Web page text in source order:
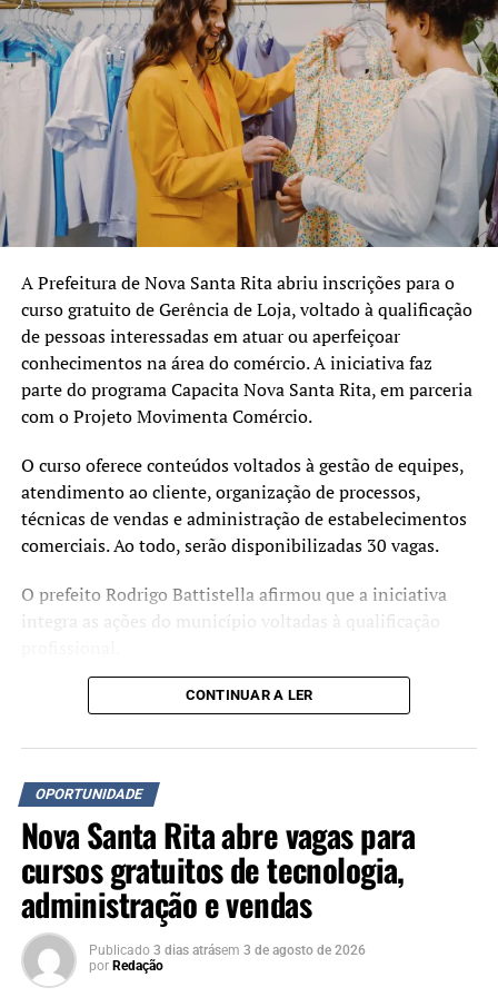
As inscrições devem ser feitas exclusivamente pela
plataforma CIEE Conjuntos até o dia 26 de junho.
TÓPICOS RELACIONADOS: CANOAS EMPREGO
ESTÁGIO
FEATURED
OPORTUNIDADE
A SEGUIR UP
Nova Santa Rita abre inscrições para cursos gratuitos de
qualificação profissional
NÃO SE ESQUEÇA
CIEE-RS inicia a semana com vagas de estágio em diversas
áreas e bolsas que podem chegar a R$ 2 mil
A Prefeitura de Nova Santa Rita abriu inscrições para o
curso gratuito de Gerência de Loja, voltado à qualificação
de pessoas interessadas em atuar ou aperfeiçoar
conhecimentos na área do comércio. A iniciativa faz
parte do programa Capacita Nova Santa Rita, em parceria
com o Projeto Movimenta Comércio.
O curso oferece conteúdos voltados à gestão de equipes,
atendimento ao cliente, organização de processos,
técnicas de vendas e administração de estabelecimentos
comerciais. Ao todo, serão disponibilizadas 30 vagas.
O prefeito Rodrigo Battistella afirmou que a iniciativa
integra as ações do município voltadas à qualificação
“O Capacita Nova Santa
Rita foi criado para
aproximar a população das
oportunidades do mercado
de trabalho. Investir na
qualificação profissional é
investir no futuro das
pessoas e no
CONTINUAR A LER
OPORTUNIDADE
Nova Santa Rita abre vagas para
cursos gratuitos de tecnologia,
administração e vendas
Publicado 3 dias atrásem 3 de agosto de 2026
por Redação